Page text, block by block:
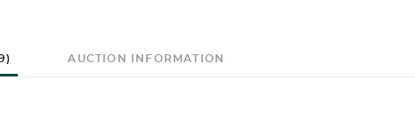
AUCTION INFORMATION